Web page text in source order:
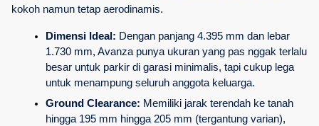
kokoh namun tetap aerodinamis.
Dimensi Ideal: Dengan panjang 4.395 mm dan lebar
1.730 mm, Avanza punya ukuran yang pas nggak terlalu
besar untuk parkir di garasi minimalis, tapi cukup lega
untuk menampung seluruh anggota keluarga.
Ground Clearance: Memiliki jarak terendah ke tanah
hingga 195 mm hingga 205 mm (tergantung varian),